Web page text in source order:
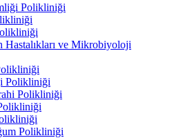
Polikliniği
Hastalıkları ve Mikrobiyoloji
Polikliniği
Polikliniği
Polikliniği